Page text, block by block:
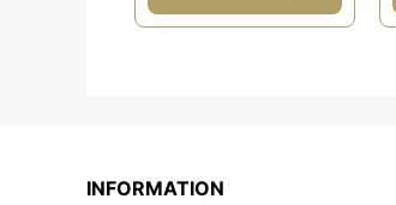
INFORMATION